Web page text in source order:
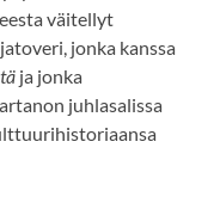
väitellyt
jonka kanssa
ja jonka
juhlasalissa